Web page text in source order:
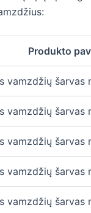
Produkto
vamzdžių šarvas
vamzdžių šarvas
vamzdžių šarvas
vamzdžių šarvas
vamzdžių šarvas